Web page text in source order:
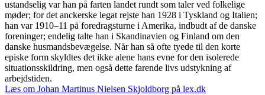
ustandselig var han på farten landet rundt som taler ved folkelige
møder; for det anckerske legat rejste han 1928 i Tyskland og Italien;
han var 1910–11 på foredragsturne i Amerika, indbudt af de danske
foreninger; endelig talte han i Skandinavien og Finland om den
danske husmandsbevægelse. Når han så ofte tyede til den korte
episke form skyldtes det ikke alene hans evne for den isolerede
situationsskildring, men også dette farende livs udstykning af
arbejdstiden.
Læs om Johan Martinus Nielsen Skjoldborg på lex.dk